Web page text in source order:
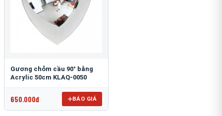
Gương chỏm cầu 90° bằng
Acrylic 50cm KLAQ-0050
650.000đ BÁO GIÁ